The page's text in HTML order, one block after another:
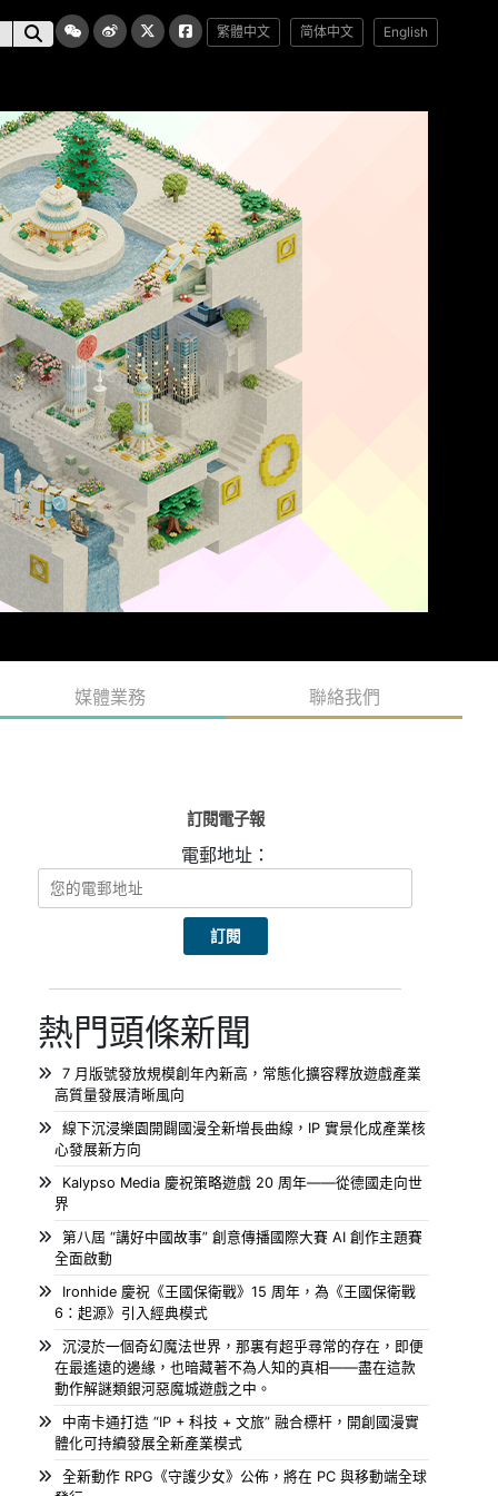
繁體中文 简体中文 English
媒體業務 聯絡我們
訂閱電子報
電郵地址：
熱門頭條新聞
7 月版號發放規模創年內新高，常態化擴容釋放遊戲產業
高質量發展清晰風向
線下沉浸樂園開闢國漫全新增長曲線，IP 實景化成產業核
心發展新方向
Kalypso Media 慶祝策略遊戲 20 周年——從德國走向世
界
第八屆 “講好中國故事” 創意傳播國際大賽 AI 創作主題賽
全面啟動
Ironhide 慶祝《王國保衛戰》15 周年，為《王國保衛戰
6：起源》引入經典模式
沉浸於一個奇幻魔法世界，那裏有超乎尋常的存在，即便
在最遙遠的邊緣，也暗藏著不為人知的真相——盡在這款
動作解謎類銀河惡魔城遊戲之中。
中南卡通打造 “IP + 科技 + 文旅” 融合標杆，開創國漫實
體化可持續發展全新產業模式
全新動作 RPG《守護少女》公佈，將在 PC 與移動端全球